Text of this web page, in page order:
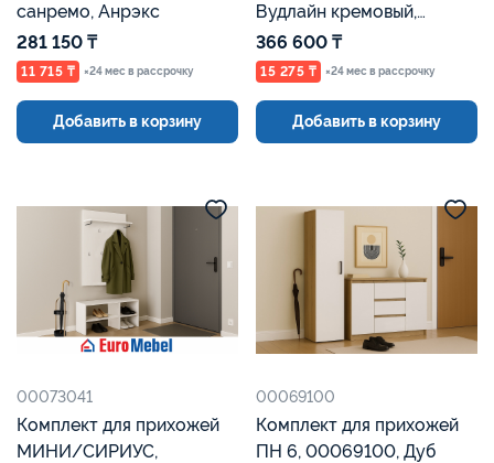
санремо, Анрэкс
281 150 ₸
11 715 ₸ ×24 мес в рассрочку
Добавить в корзину
Вудлайн кремовый,
Анрэкс
366 600 ₸
15 275 ₸ ×24 мес в рассрочку
Добавить в корзину
00073041
Комплект для прихожей
МИНИ/СИРИУС,
00069100
Комплект для прихожей
ПН 6, 00069100, Дуб